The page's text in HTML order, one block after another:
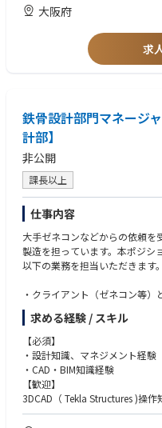
大阪府
求
鉄骨設計部門マネージ
計部】
非公開
課長以上
仕事内容
大手ゼネコンなどからの依頼を
製造を担っています。本ポジシ
以下の業務を担当いただきます。
・クライアント（ゼネコン等
・社員の育成・指導、チームマ
・クライアントから提供された
3DCAD（ Tekla Structures ）を
・設計図の修正・調整業務
・社内製造部門との連携による
・設計品質の管理および納期管理
求める経験 / スキル
【必須】
・設計知識、マネジメント経験
・CAD・BIM知識経験
【歓迎】
3DCAD（ Tekla Structures )操作